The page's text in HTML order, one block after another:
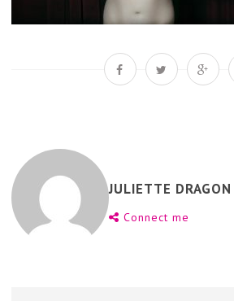
JULIETTE DRAGON
Connect me